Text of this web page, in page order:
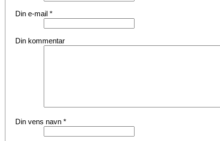
Din e-mail *
Din kommentar
Din vens navn *